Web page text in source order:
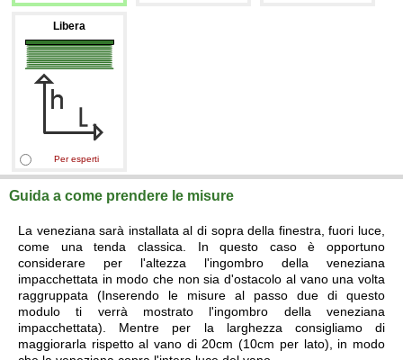
Libera
Per esperti
Guida a come prendere le misure
La veneziana sarà installata al di sopra della finestra, fuori luce,
come una tenda classica. In questo caso è opportuno
considerare per l'altezza l'ingombro della veneziana
impacchettata in modo che non sia d'ostacolo al vano una volta
raggruppata (Inserendo le misure al passo due di questo
modulo ti verrà mostrato l'ingombro della veneziana
impacchettata). Mentre per la larghezza consigliamo di
maggiorarla rispetto al vano di 20cm (10cm per lato), in modo